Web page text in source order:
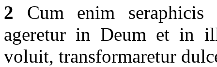
2 Cum enim seraphicis
ageretur in Deum et in
voluit, transformaretur